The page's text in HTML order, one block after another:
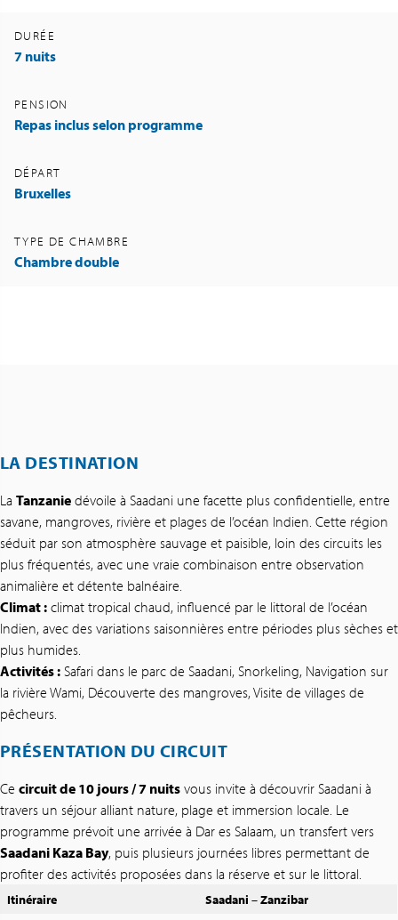
DURÉE
7 nuits
PENSION
Repas inclus selon programme
DÉPART
Bruxelles
TYPE DE CHAMBRE
Chambre double
LA DESTINATION
La Tanzanie dévoile à Saadani une facette plus confidentielle, entre
savane, mangroves, rivière et plages de l’océan Indien. Cette région
séduit par son atmosphère sauvage et paisible, loin des circuits les
plus fréquentés, avec une vraie combinaison entre observation
animalière et détente balnéaire.
Climat : climat tropical chaud, influencé par le littoral de l’océan
Indien, avec des variations saisonnières entre périodes plus sèches et
plus humides.
Activités : Safari dans le parc de Saadani, Snorkeling, Navigation sur
la rivière Wami, Découverte des mangroves, Visite de villages de
pêcheurs.
PRÉSENTATION DU CIRCUIT
Ce circuit de 10 jours / 7 nuits vous invite à découvrir Saadani à
travers un séjour alliant nature, plage et immersion locale. Le
programme prévoit une arrivée à Dar es Salaam, un transfert vers
Saadani Kaza Bay, puis plusieurs journées libres permettant de
profiter des activités proposées dans la réserve et sur le littoral.
Itinéraire Saadani–Zanzibar